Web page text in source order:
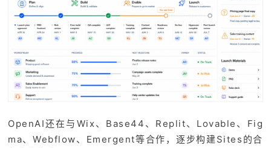
OpenAI还在与Wix、Base44、Replit、Lovable、Fig
ma、Webflow、Emergent等合作，逐步构建Sites的合